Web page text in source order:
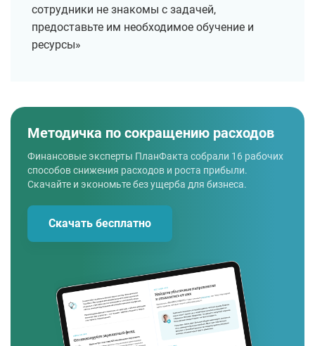
сотрудники не знакомы с задачей,
предоставьте им необходимое обучение и
ресурсы»
Методичка по сокращению расходов
Финансовые эксперты ПланФакта собрали 16 рабочих
способов снижения расходов и роста прибыли.
Скачайте и экономьте без ущерба для бизнеса.
Скачать бесплатно